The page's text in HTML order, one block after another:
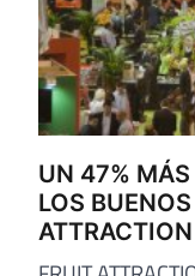
UN 47%
LOS